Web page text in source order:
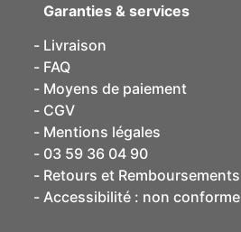
Garanties & services
Livraison
FAQ
Moyens de paiement
CGV
Mentions légales
03 59 36 04 90
Retours et Remboursements
Accessibilité : non conforme